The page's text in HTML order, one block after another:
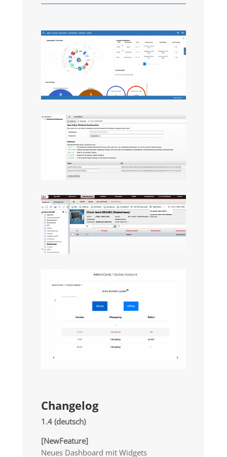
Changelog
1.4 (deutsch)
[NewFeature]
Neues Dashboard mit Widgets